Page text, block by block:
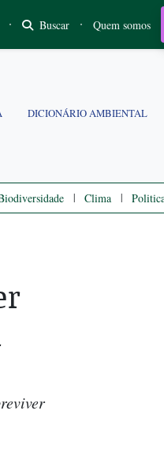
· Buscar · Quem somos
DICIONÁRIO AMBIENTAL
| Clima |